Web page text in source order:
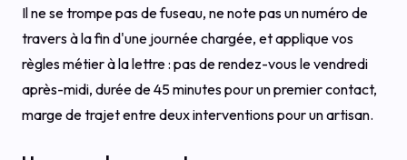
Il ne se trompe pas de fuseau, ne note pas un numéro de
travers à la fin d'une journée chargée, et applique vos
règles métier à la lettre : pas de rendez-vous le vendredi
après-midi, durée de 45 minutes pour un premier contact,
marge de trajet entre deux interventions pour un artisan.